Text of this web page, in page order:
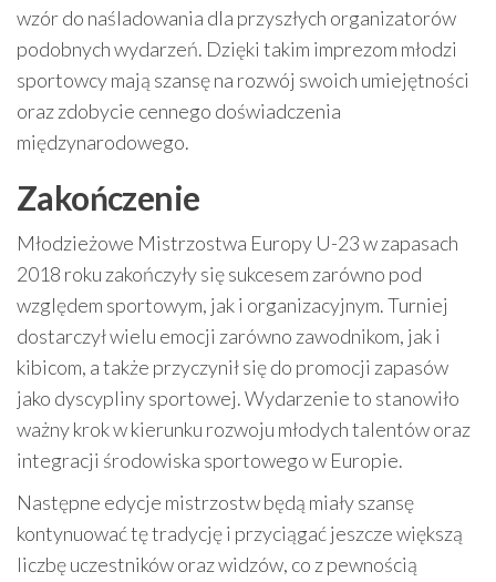
wzór do naśladowania dla przyszłych organizatorów
podobnych wydarzeń. Dzięki takim imprezom młodzi
sportowcy mają szansę na rozwój swoich umiejętności
oraz zdobycie cennego doświadczenia
międzynarodowego.
Zakończenie
Młodzieżowe Mistrzostwa Europy U-23 w zapasach
2018 roku zakończyły się sukcesem zarówno pod
względem sportowym, jak i organizacyjnym. Turniej
dostarczył wielu emocji zarówno zawodnikom, jak i
kibicom, a także przyczynił się do promocji zapasów
jako dyscypliny sportowej. Wydarzenie to stanowiło
ważny krok w kierunku rozwoju młodych talentów oraz
integracji środowiska sportowego w Europie.
Następne edycje mistrzostw będą miały szansę
kontynuować tę tradycję i przyciągać jeszcze większą
liczbę uczestników oraz widzów, co z pewnością